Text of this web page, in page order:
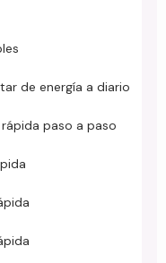
de energía a diario
paso a paso